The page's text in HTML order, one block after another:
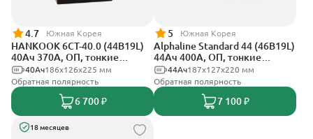
4.7 Южная Корея
HANKOOK 6СТ-40.0 (44B19L)
40Ач 370А, ОП, тонкие
клеммы186х126х225 мм
40Ач
Обратная полярность
6 700 ₽
5 Южная Корея
Alphaline Standard 44 (46B19L)
44Ач 400А, ОП, тонкие
клеммы187x127х220 мм
44Ач
Обратная полярность
7 100 ₽
18 месяцев